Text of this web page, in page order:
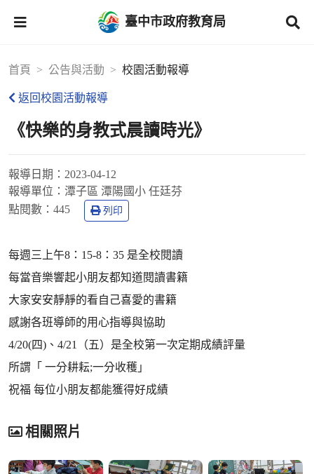
臺中市政府教育局
首頁 公告與活動 校園活動報導
返回校園活動報導
《快樂的身教式晨讀時光》
報導日期： 2023-04-12
報導單位： 潭子區 潭陽國小 任廷芬
點閱數： 445 列印
每週三上午8：15-8：35 是全校閱讀
每當音樂響起小朋友都知道閱讀書籍
大家安安靜靜的看自己喜愛的書籍
感謝各班導師的用心指導與協助
4/20(四)、4/21（五）是全校第一次定期成績評量
所謂「 一分耕耘;一分收穫」
祝福 每位小朋友都能獲得好成績
相關照片